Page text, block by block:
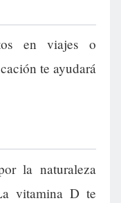
en viajes o
te ayudará
la naturaleza
vitamina D te